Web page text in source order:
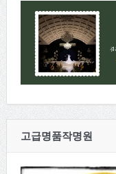
고급명품작명원